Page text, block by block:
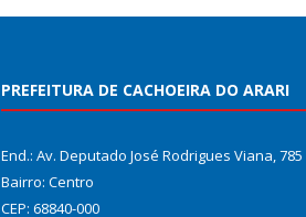
PREFEITURA DE CACHOEIRA DO ARARI
End.: Av. Deputado José Rodrigues Viana, 785
Bairro: Centro
CEP: 68840-000